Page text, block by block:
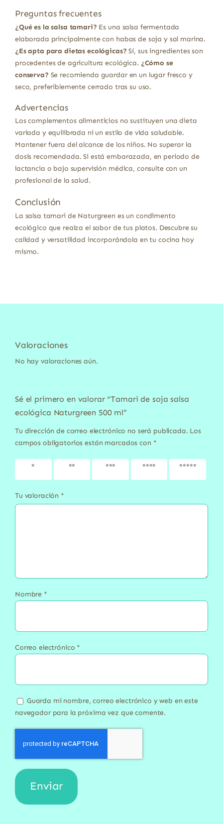
Preguntas frecuentes
¿Qué es la salsa tamari? Es una salsa fermentada
elaborada principalmente con habas de soja y sal marina.
¿Es apta para dietas ecológicas? Sí, sus ingredientes son
procedentes de agricultura ecológica. ¿Cómo se
conserva? Se recomienda guardar en un lugar fresco y
seco, preferiblemente cerrado tras su uso.
Advertencias
Los complementos alimenticios no sustituyen una dieta
variada y equilibrada ni un estilo de vida saludable.
Mantener fuera del alcance de los niños. No superar la
dosis recomendada. Si está embarazada, en periodo de
lactancia o bajo supervisión médica, consulte con un
profesional de la salud.
Conclusión
La salsa tamari de Naturgreen es un condimento
ecológico que realza el sabor de tus platos. Descubre su
calidad y versatilidad incorporándola en tu cocina hoy
mismo.
Valoraciones
No hay valoraciones aún.
Sé el primero en valorar “Tamari de soja salsa
ecológica Naturgreen 500 ml”
Tu dirección de correo electrónico no será publicada. Los
campos obligatorios están marcados con *
1 de 5
2 de 5
3 de 5
4 de 5
5 de 5
Tu valoración *
Nombre *
Correo electrónico *
Guarda mi nombre, correo electrónico y web en este
navegador para la próxima vez que comente.